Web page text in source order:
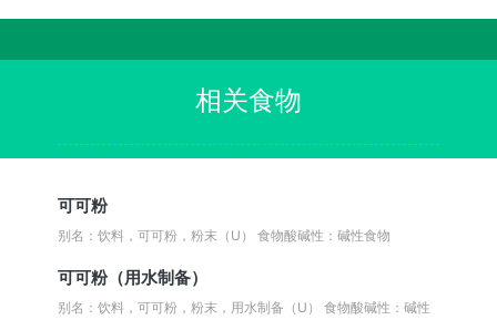
相关食物
可可粉
别名：饮料，可可粉，粉末（U）食物酸碱性：碱性食物
可可粉（用水制备）
别名：饮料，可可粉，粉末，用水制备（U）食物酸碱性：碱性